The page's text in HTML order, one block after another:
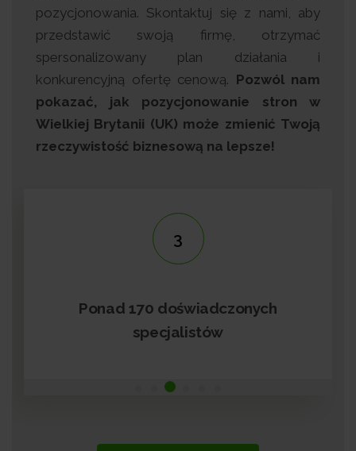
pozycjonowania. Skontaktuj się z nami, aby
przedstawić swoją firmę, otrzymać
spersonalizowany plan działania i
konkurencyjną ofertę cenową. Pozwól nam
pokazać, jak pozycjonowanie stron w
Wielkiej Brytanii (UK) może zmienić Twoją
rzeczywistość biznesową na lepsze!
Przejrzyste zasady
długoterminowej umowy